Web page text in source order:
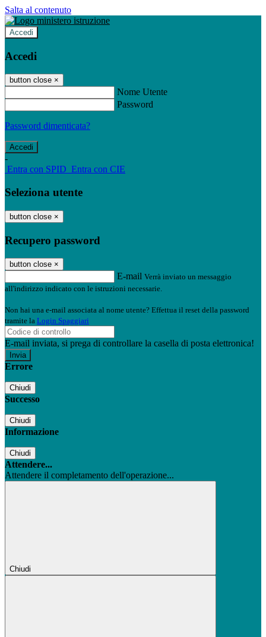
Salta al contenuto
Accedi
Accedi
button close ×
Nome Utente
Password
Password dimenticata?
-
Entra con SPID Entra con CIE
Seleziona utente
button close ×
Recupero password
button close ×
E-mail Verrà inviato un messaggio
all'indirizzo indicato con le istruzioni necessarie.
Non hai una e-mail associata al nome utente? Effettua il reset della password
tramite la Login Spaggiari
E-mail inviata, si prega di controllare la casella di posta elettronica!
Errore
Chiudi
Successo
Chiudi
Informazione
Chiudi
Attendere...
Attendere il completamento dell'operazione...
Chiudi